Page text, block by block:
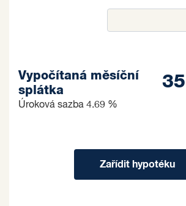
Vypočítaná měsíční
splátka
Úroková sazba 4.69 %
Zařídit hypotéku